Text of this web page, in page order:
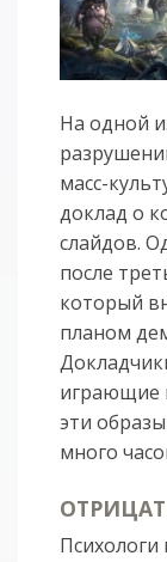
На одной
масс-
доклад о
слайдов.
после
который
планом
играющие
эти
много
Психологи